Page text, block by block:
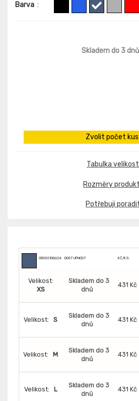
Barva :
Skladem do 3 dnů
Zvolit počet
Tabulka
Rozměry
Potřebuji
CR0301006241 DOSTUPNOST KČ/KS:
Velikost:
XS
Skladem do 3
dnů
431 Kč
Velikost: S
Skladem do 3
dnů
431 Kč
Velikost: M
Skladem do 3
dnů
431 Kč
Velikost: L
Skladem do 3
dnů
431 Kč